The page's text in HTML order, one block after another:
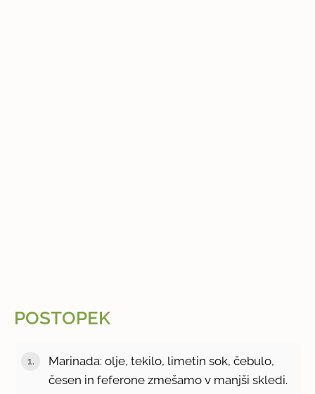
POSTOPEK
Marinada: olje, tekilo, limetin sok, čebulo,
česen in feferone zmešamo v manjši skledi.